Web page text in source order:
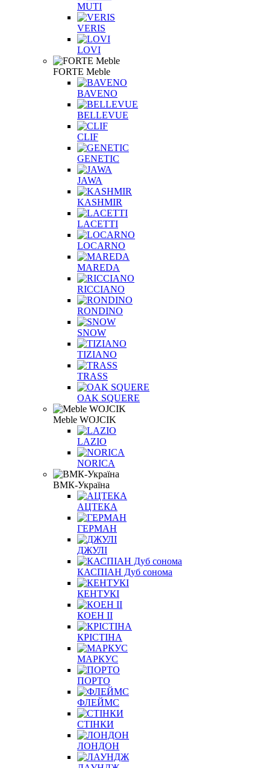
MUTI
VERIS
LOVI
FORTE Meble
BAVENO
BELLEVUE
CLIF
GENETIC
JAWA
KASHMIR
LACETTI
LOCARNO
MAREDA
RICCIANO
RONDINO
SNOW
TIZIANO
TRASS
OAK SQUERE
Meble WOJCIK
LAZIO
NORICA
ВМК-Україна
АЦТЕКА
ГЕРМАН
ДЖУЛІ
КАСПІАН Дуб сонома
КЕНТУКІ
КОЕН II
КРІСТІНА
МАРКУС
ПОРТО
ФЛЕЙМС
СТІНКИ
ЛОНДОН